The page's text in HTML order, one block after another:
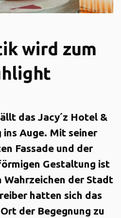
wird zum
das Jacy´z Hotel &
ins Auge. Mit seiner
Fassade und der
Gestaltung ist
Wahrzeichen der Stadt
hatten sich das
der Begegnung zu